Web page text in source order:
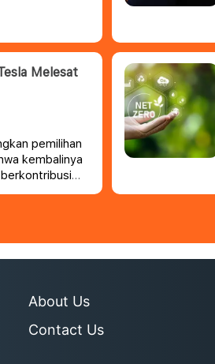
Melesat
pemilihan
kembalinya
About Us
Contact Us